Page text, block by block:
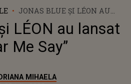
JONAS BLUE ȘI LÉON AU
LANSAT ”HEAR ME SAY”
LÉON au lansat
Me Say”
MIHAELA